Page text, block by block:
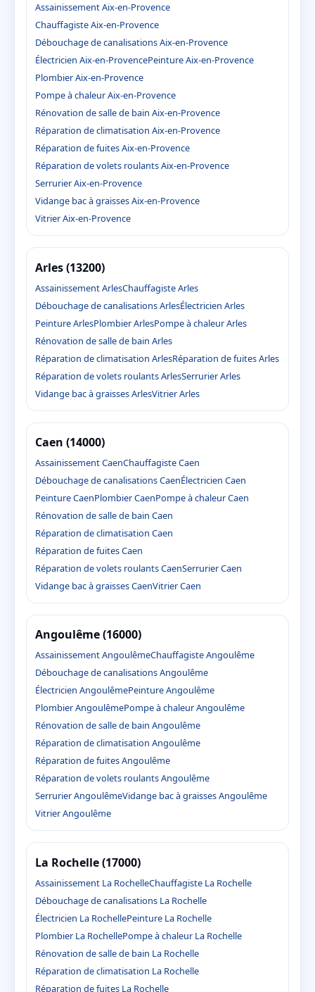
Assainissement Aix-en-Provence
Chauffagiste Aix-en-Provence
Débouchage de canalisations Aix-en-Provence
Électricien Aix-en-ProvencePeinture Aix-en-Provence
Plombier Aix-en-Provence
Pompe à chaleur Aix-en-Provence
Rénovation de salle de bain Aix-en-Provence
Réparation de climatisation Aix-en-Provence
Réparation de fuites Aix-en-Provence
Réparation de volets roulants Aix-en-Provence
Serrurier Aix-en-Provence
Vidange bac à graisses Aix-en-Provence
Vitrier Aix-en-Provence
Arles (13200)
Assainissement ArlesChauffagiste Arles
Débouchage de canalisations ArlesÉlectricien Arles
Peinture ArlesPlombier ArlesPompe à chaleur Arles
Rénovation de salle de bain Arles
Réparation de climatisation ArlesRéparation de fuites Arles
Réparation de volets roulants ArlesSerrurier Arles
Vidange bac à graisses ArlesVitrier Arles
Caen (14000)
Assainissement CaenChauffagiste Caen
Débouchage de canalisations CaenÉlectricien Caen
Peinture CaenPlombier CaenPompe à chaleur Caen
Rénovation de salle de bain Caen
Réparation de climatisation Caen
Réparation de fuites Caen
Réparation de volets roulants CaenSerrurier Caen
Vidange bac à graisses CaenVitrier Caen
Angoulême (16000)
Assainissement AngoulêmeChauffagiste Angoulême
Débouchage de canalisations Angoulême
Électricien AngoulêmePeinture Angoulême
Plombier AngoulêmePompe à chaleur Angoulême
Rénovation de salle de bain Angoulême
Réparation de climatisation Angoulême
Réparation de fuites Angoulême
Réparation de volets roulants Angoulême
Serrurier AngoulêmeVidange bac à graisses Angoulême
Vitrier Angoulême
La Rochelle (17000)
Assainissement La RochelleChauffagiste La Rochelle
Débouchage de canalisations La Rochelle
Électricien La RochellePeinture La Rochelle
Plombier La RochellePompe à chaleur La Rochelle
Rénovation de salle de bain La Rochelle
Réparation de climatisation La Rochelle
Réparation de fuites La Rochelle